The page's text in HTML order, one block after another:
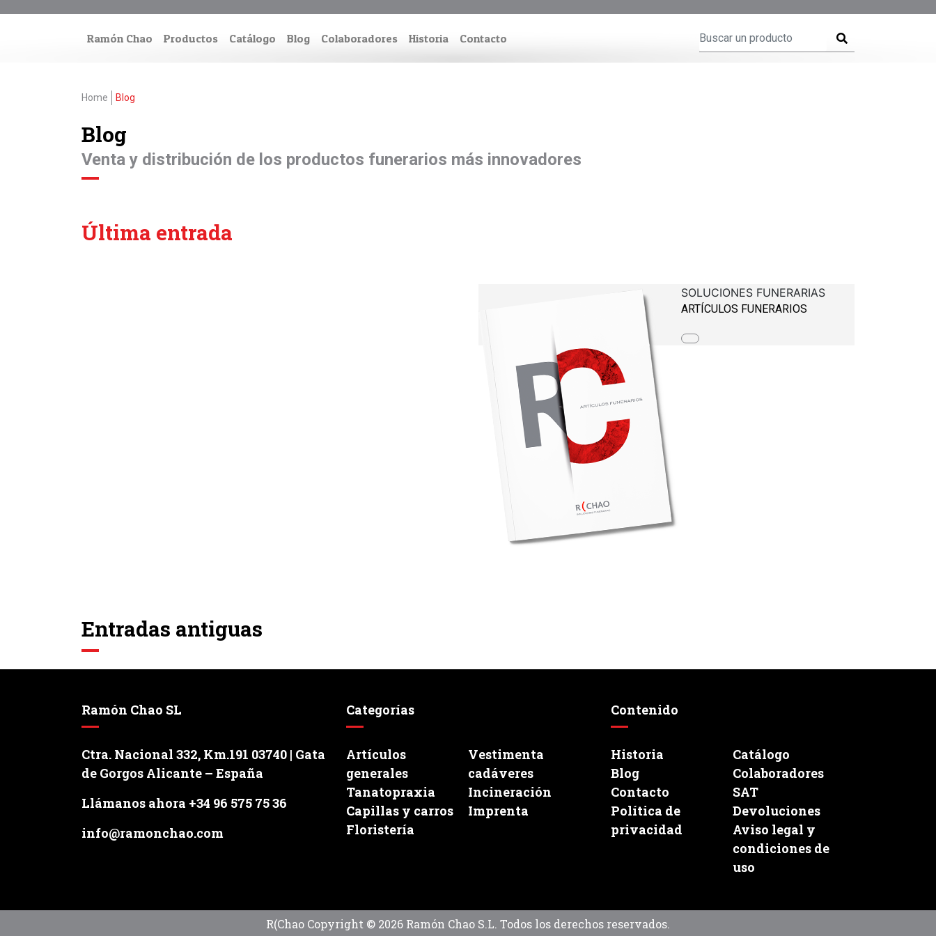
Ramón Chao Productos Catálogo Blog Colaboradores Historia Contacto
Home Blog
Blog
Venta y distribución de los productos funerarios más innovadores
Última entrada
SOLUCIONES FUNERARIAS
ARTÍCULOS FUNERARIOS
Entradas antiguas
Ramón Chao SL
Ctra. Nacional 332, Km.191 03740 | Gata
de Gorgos Alicante – España
Llámanos ahora +34 96 575 75 36
info@ramonchao.com
Categorías
Artículos
generales
Vestimenta
cadáveres
Tanatopraxia
Incineración
Capillas y carros
Imprenta
Floristería
Contenido
Historia
Catálogo
Blog
Colaboradores
Contacto
SAT
Política de
privacidad
Devoluciones
Aviso legal y
condiciones de
uso
R(Chao Copyright © 2026 Ramón Chao S.L. Todos los derechos reservados.